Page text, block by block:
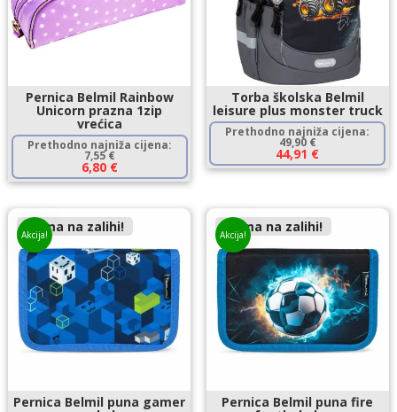
Pernica Belmil Rainbow
Unicorn prazna 1zip
vrećica
Prethodno najniža cijena:
7,55€
6,80 €
Torba školska Belmil
leisure plus monster truck
Prethodno najniža cijena:
49,90 €
44,91 €
Nema na zalihi!
Pernica Belmil puna gamer
Akcija! Nema na zalihi!
Pernica Belmil puna fire
Akcija!